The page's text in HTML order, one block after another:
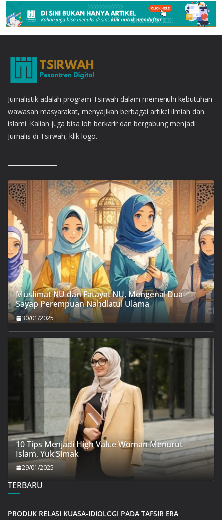
Jurnalistik adalah program Tsirwah dalam memenuhi kebutuhan
wawasan masyarakat, menyajikan berbagai artikel ilmiah dan
islami. Kalian juga bisa loh berkarir dan bergabung menjadi
Jurnalis di Tsirwah, klik logo.
Muslimat NU dan Fatayat NU, Mengenal Dua
Sayap Perempuan Nahdlatul Ulama
30/01/2025
10 Tips Menjadi High Value Woman Menurut
Islam, Yuk Simak
29/01/2025
TERBARU
PRODUK RELASI KUASA-IDIOLOGI PADA TAFSIR ERA